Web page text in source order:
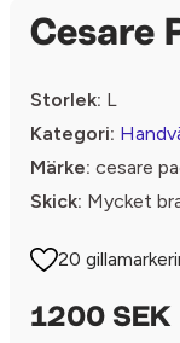
Cesare
Storlek: L
Kategori:
Märke: cesare
Skick: Mycket
20
1200 SEK